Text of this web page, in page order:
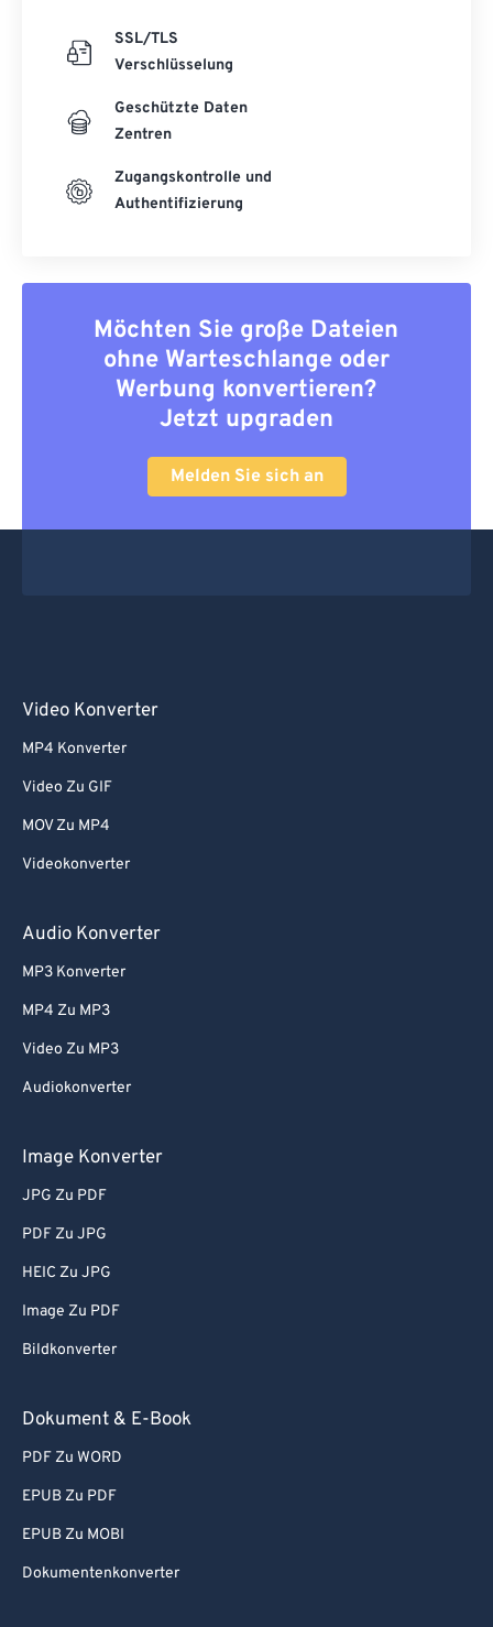
SSL/TLS
Verschlüsselung
Geschützte Daten
Zentren
Zugangskontrolle und
Authentifizierung
Möchten Sie große Dateien
ohne Warteschlange oder
Werbung konvertieren?
Jetzt upgraden
Melden Sie sich an
Video Konverter
MP4 Konverter
Video Zu GIF
MOV Zu MP4
Videokonverter
Audio Konverter
MP3 Konverter
MP4 Zu MP3
Video Zu MP3
Audiokonverter
Image Konverter
JPG Zu PDF
PDF Zu JPG
HEIC Zu JPG
Image Zu PDF
Bildkonverter
Dokument & E-Book
PDF Zu WORD
EPUB Zu PDF
EPUB Zu MOBI
Dokumentenkonverter